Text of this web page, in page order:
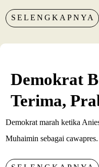
SELENGKAPNYA
Demokrat
Terima,
Demokrat marah ketika
Muhaimin sebagai cawapres.